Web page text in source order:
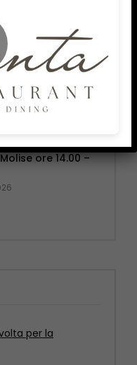
ore 19.30 –
ore 14.00 –
per la
– “70
compiva una